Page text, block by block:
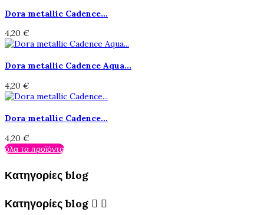
Dora metallic Cadence...
4,20 €
Dora metallic Cadence Aqua...
4,20 €
Dora metallic Cadence...
4,20 €
όλα τα προϊόντα
Κατηγορίες blog
Κατηγορίες blog  